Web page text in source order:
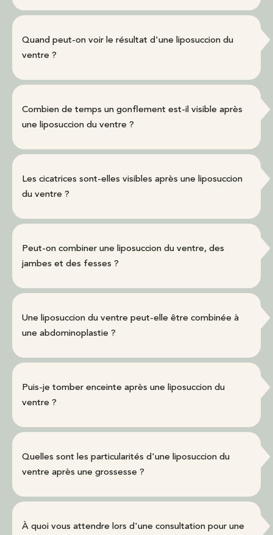
Quand peut-on voir le résultat d'une liposuccion du
ventre ?
Combien de temps un gonflement est-il visible après
une liposuccion du ventre ?
Les cicatrices sont-elles visibles après une liposuccion
du ventre ?
Peut-on combiner une liposuccion du ventre, des
jambes et des fesses ?
Une liposuccion du ventre peut-elle être combinée à
une abdominoplastie ?
Puis-je tomber enceinte après une liposuccion du
ventre ?
Quelles sont les particularités d'une liposuccion du
ventre après une grossesse ?
À quoi vous attendre lors d'une consultation pour une